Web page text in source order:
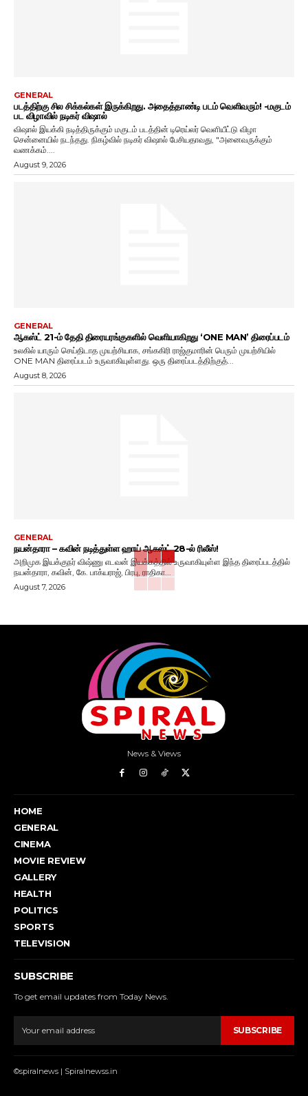
GENERAL
படத்திற்கு சில சிக்கல்கள் இருக்கிறது. அதைத்தாண்டி படம் வெளிவரும்! -மகுடம்
பட விழாவில் நடிகர் விஷால்
விஷால் இயக்கி நடித்திருக்கும் மகுடம் படத்தின் டிரெய்லர் வெளியீட்டு விழா
சென்னையில் நடந்தது. நிகழ்வில் நடிகர் விஷால் பேசியதாவது, "அனைவருக்கும்
வணக்கம்....
August 9, 2026
GENERAL
ஆகஸ்ட் 21-ம் தேதி திரையரங்குகளில் வெளியாகிறது ‘ONE MAN’ திரைப்படம்
உலகில் யாரும் செய்திடாத முயற்சியாக, சங்ககிரி ராஜ்குமாரின் பெரும் முயற்சியில்
ONE MAN திரைப்படம் உருவாகியுள்ளது. ஒரு திரைப்படத்திற்குத்...
August 8, 2026
GENERAL
நயன்தாரா – கவின் நடித்துள்ள ஹாய் ஆகஸ்ட் 28-ல் ரிலீஸ்!
அறிமுக இயக்குநர் விஷ்ணு எடவன் இயக்கத்தில் உருவாகியுள்ள இந்த திரைப்படத்தில்
நயன்தாரா, கவின், கே. பாக்யராஜ், பிரபு, ராதிகா...
August 7, 2026
News & Views
HOME
GENERAL
CINEMA
MOVIE REVIEW
GALLERY
HEALTH
POLITICS
SPORTS
TELEVISION
SUBSCRIBE
To get email updates from Today News.
SUBSCRIBE
©spiralnews | Spiralnewss.in